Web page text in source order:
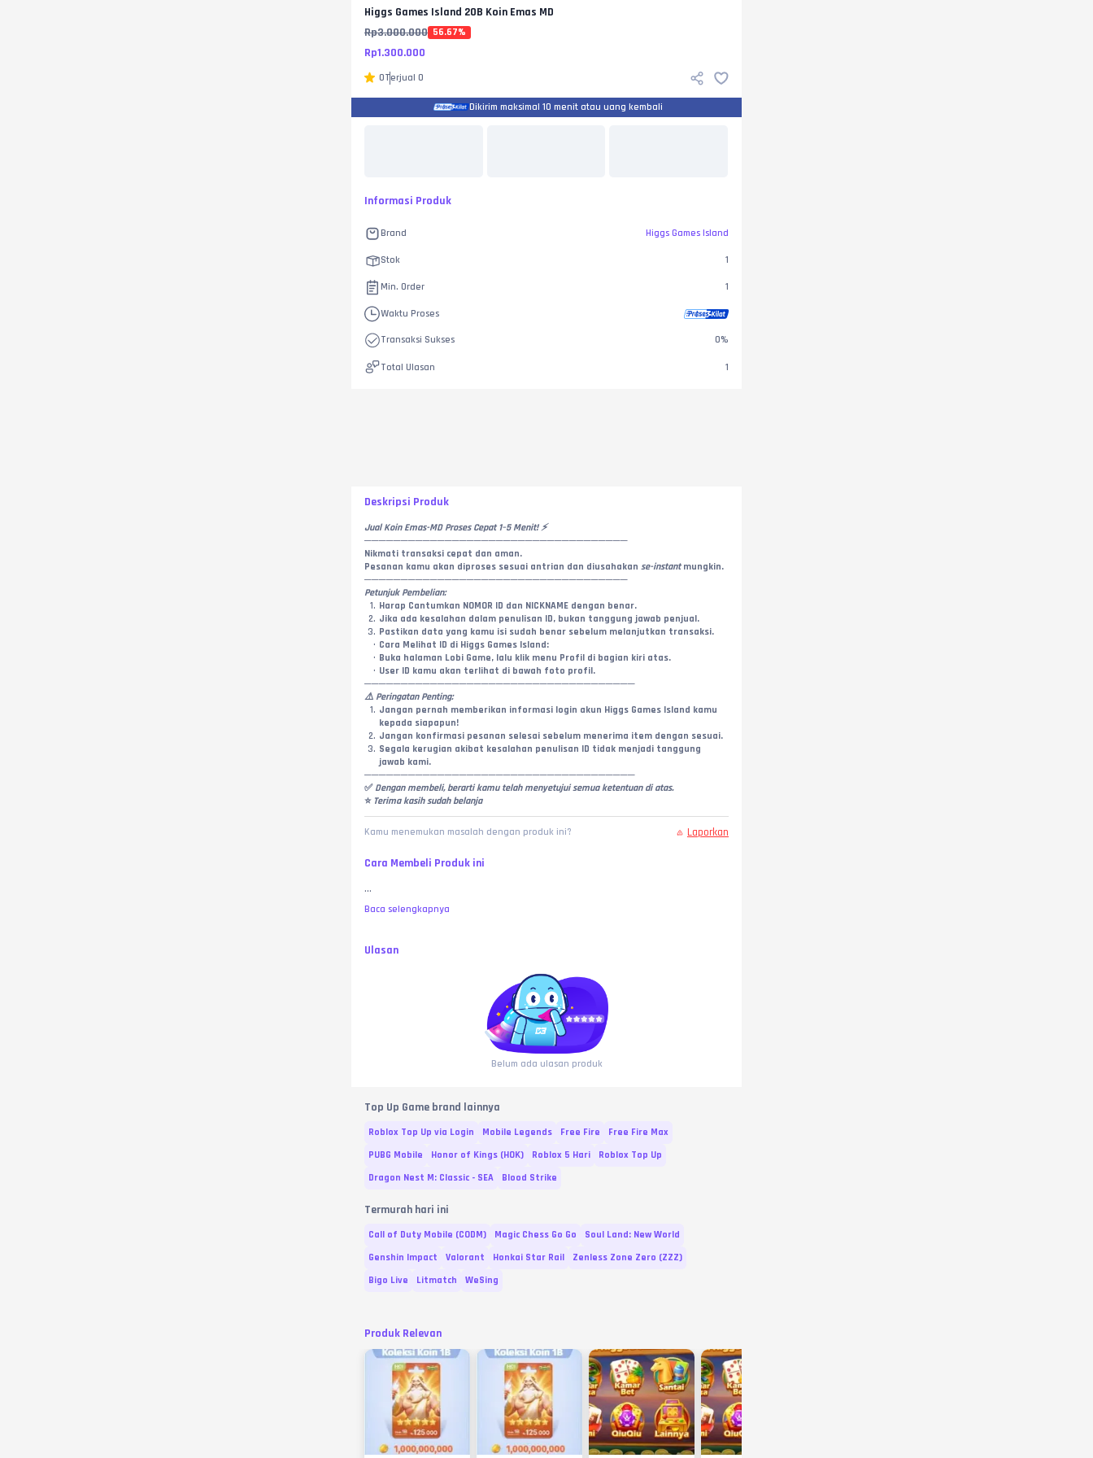
Higgs Games Island 20B Koin Emas MD
Rp3.000.000 56.67%
Rp1.300.000
0Terjual 0
Dikirim maksimal 10 menit atau uang kembali
Informasi Produk
Brand Higgs Games Island
Stok 1
Min. Order 1
Waktu Proses
Transaksi Sukses 0%
Total Ulasan 1
Deskripsi Produk
Jual Koin Emas-MD Proses Cepat 1–5 Menit! ⚡
────────────────────────────────────
Nikmati transaksi cepat dan aman.
Pesanan kamu akan diproses sesuai antrian dan diusahakan se-instant mungkin.
────────────────────────────────────
Petunjuk Pembelian:
Harap Cantumkan NOMOR ID dan NICKNAME dengan benar.
Jika ada kesalahan dalam penulisan ID, bukan tanggung jawab penjual.
Pastikan data yang kamu isi sudah benar sebelum melanjutkan transaksi.
Cara Melihat ID di Higgs Games Island:
Buka halaman Lobi Game, lalu klik menu Profil di bagian kiri atas.
User ID kamu akan terlihat di bawah foto profil.
─────────────────────────────────────
⚠️ Peringatan Penting:
Jangan pernah memberikan informasi login akun Higgs Games Island kamu
kepada siapapun!
Jangan konfirmasi pesanan selesai sebelum menerima item dengan sesuai.
Segala kerugian akibat kesalahan penulisan ID tidak menjadi tanggung
jawab kami.
─────────────────────────────────────
✅ Dengan membeli, berarti kamu telah menyetujui semua ketentuan di atas.
⭐ Terima kasih sudah belanja
Kamu menemukan masalah dengan produk ini? Laporkan
Cara Membeli Produk ini
...
Baca selengkapnya
Ulasan
Belum ada ulasan produk
Top Up Game brand lainnya
Roblox Top Up via Login Mobile Legends Free Fire
Free Fire Max
PUBG Mobile
Honor of Kings (HOK) Roblox 5 Hari
Roblox Top Up
Dragon Nest M: Classic - SEA
Blood Strike
Termurah hari ini
Call of Duty Mobile (CODM) Magic Chess Go Go
Soul Land: New World
Genshin Impact
Valorant Honkai Star Rail
Zenless Zone Zero (ZZZ)
Bigo Live
Litmatch WeSing
Produk Relevan